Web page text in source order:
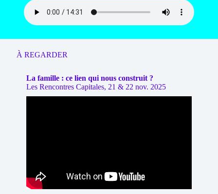
À REGARDER
La famille : ce lien qui nous construit ?
Les Rencontres Capitales, 21 & 22 nov. 2025